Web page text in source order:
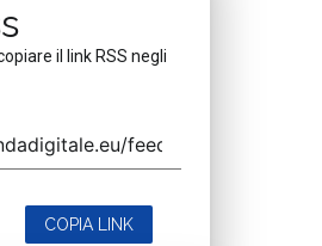
il link RSS negli
COPIA LINK